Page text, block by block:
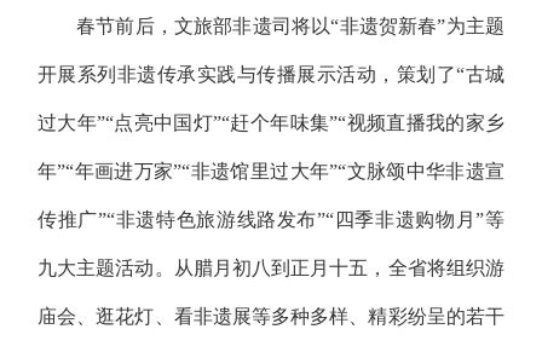
春节前后，文旅部非遗司将以“非遗贺新春”为主题
开展系列非遗传承实践与传播展示活动，策划了“古城
过大年”“点亮中国灯”“赶个年味集”“视频直播我的家乡
年”“年画进万家”“非遗馆里过大年”“文脉颂中华非遗宣
传推广”“非遗特色旅游线路发布”“四季非遗购物月”等
九大主题活动。从腊月初八到正月十五，全省将组织游
庙会、逛花灯、看非遗展等多种多样、精彩纷呈的若干